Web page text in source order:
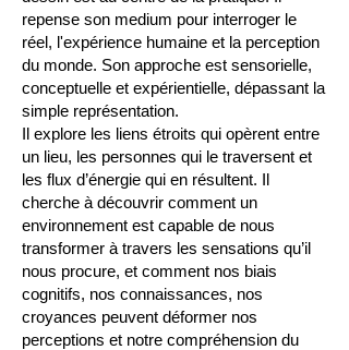
repense son medium pour interroger le
réel, l'expérience humaine et la perception
du monde. Son approche est sensorielle,
conceptuelle et expérientielle, dépassant la
simple représentation.
Il explore les liens étroits qui opèrent entre
un lieu, les personnes qui le traversent et
les flux d’énergie qui en résultent. Il
cherche à découvrir comment un
environnement est capable de nous
transformer à travers les sensations qu’il
nous procure, et comment nos biais
cognitifs, nos connaissances, nos
croyances peuvent déformer nos
perceptions et notre compréhension du